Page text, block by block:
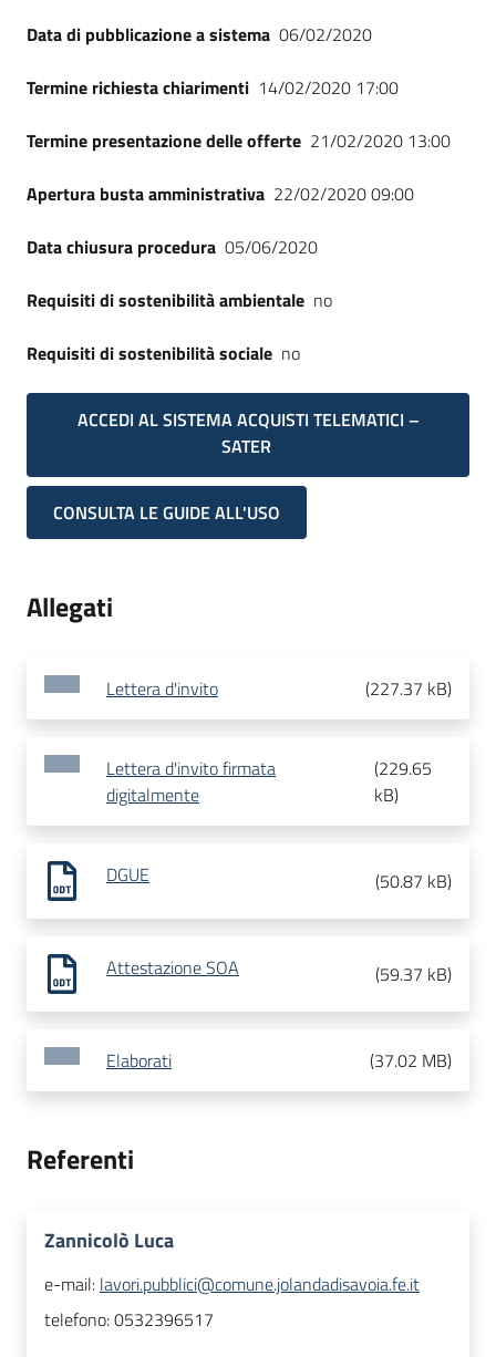
Data di pubblicazione a sistema 06/02/2020
Termine richiesta chiarimenti 14/02/2020 17:00
Termine presentazione delle offerte 21/02/2020 13:00
Apertura busta amministrativa 22/02/2020 09:00
Data chiusura procedura 05/06/2020
Requisiti di sostenibilità ambientale no
Requisiti di sostenibilità sociale no
ACCEDI AL SISTEMA ACQUISTI TELEMATICI –
SATER
CONSULTA LE GUIDE ALL'USO
Allegati
Lettera d'invito (227.37 kB)
Lettera d'invito firmata
digitalmente
(229.65
kB)
DGUE (50.87 kB)
Attestazione SOA (59.37 kB)
Elaborati (37.02 MB)
Referenti
Zannicolò Luca
e-mail: lavori.pubblici@comune.jolandadisavoia.fe.it
telefono:0532396517